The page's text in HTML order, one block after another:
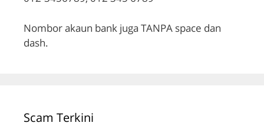
Nombor akaun bank juga TANPA space dan
dash.
Scam Terkini